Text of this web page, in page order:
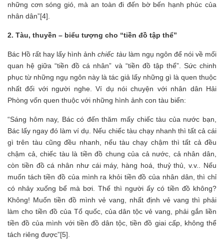
những cơn sóng gió, mà an toàn đi đến bờ bến hạnh phúc của
nhân dân”[4].
2. Tàu, thuyền – biểu tượng cho “tiền đồ tập thể”
Bác Hồ rất hay lấy hình ảnhchiếc tàulàm ngụ ngôn để nói về mối
quan hệ giữa “tiền đồ cá nhân” và “tiền đồ tập thể”. Sức chinh
phục từ những ngụ ngôn này là tác giả lấy những gì là quen thuộc
nhất đối với người nghe. Ví dụ nói chuyện với nhân dân Hải
Phòng vốn quen thuộc với những hình ảnh con tàu biển:
“Sáng hôm nay, Bác có đến thăm mấy chiếc tàu của nước bạn,
Bác lấy ngay đó làm ví dụ. Nếu chiếc tàu chạy nhanh thì tất cả cái
gì trên tàu cũng đều nhanh, nếu tàu chạy chậm thì tất cả đều
chậm cả, chiếc tàu là tiền đồ chung của cả nước, cả nhân dân,
còn tiền đồ cá nhân như cái máy, hàng hoá, thuỷ thủ, v.v.. Nếu
muốn tách tiền đồ của mình ra khỏi tiền đồ của nhân dân, thì chỉ
có nhảy xuống bể mà bơi. Thế thì người ấy có tiền đồ không?
Không! Muốn tiền đồ mình vẻ vang, nhất định vẻ vang thì phải
làm cho tiền đồ của Tổ quốc, của dân tộc vẻ vang, phải gắn liền
tiền đồ của mình với tiền đồ dân tộc, tiền đồ giai cấp, không thể
tách riêng được”[5].